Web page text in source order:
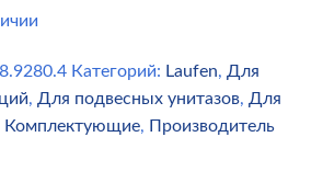
8.9280.4 Категорий: Laufen, Для
, Для подвесных унитазов, Для
Комплектующие, Производитель